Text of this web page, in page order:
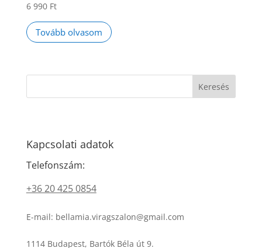
6 990 Ft
Tovább olvasom
Keresés
Kapcsolati adatok
Telefonszám:
+36 20 425 0854
E-mail: bellamia.viragszalon@gmail.com
1114 Budapest, Bartók Béla út 9.